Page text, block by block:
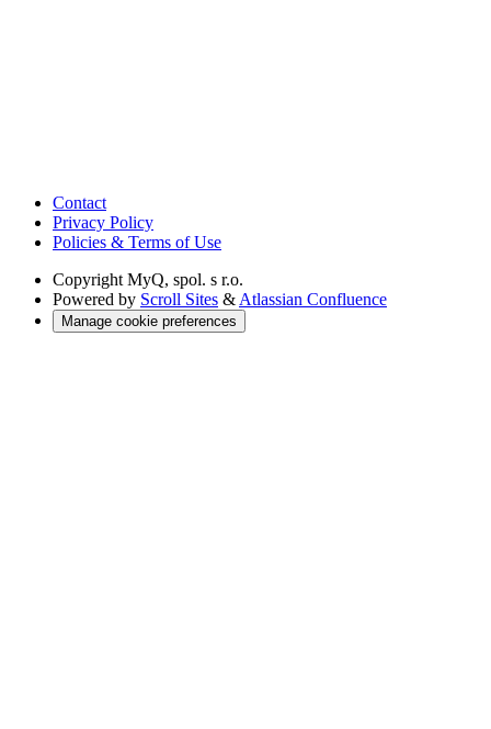
Contact
Privacy Policy
Policies & Terms of Use
Copyright MyQ, spol. s r.o.
Powered by Scroll Sites & Atlassian Confluence
Manage cookie preferences